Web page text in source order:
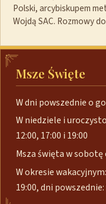
Polski, arcybiskupem
Wojdą SAC. Rozmowy
Msze Święte
W dni powszednie o
W niedziele i
12:00, 17:00 i 19:00
Msza święta w
W okresie
19:00, dni powszednie: